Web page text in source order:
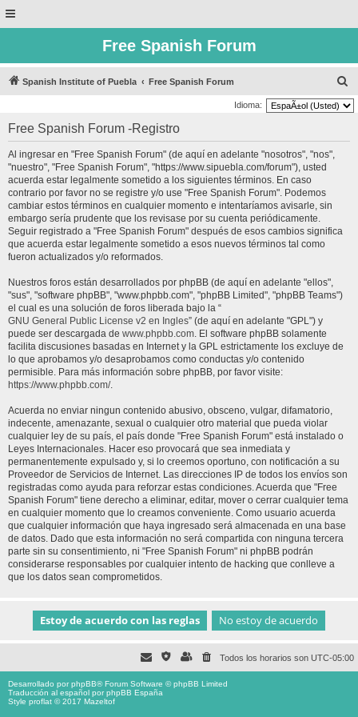
Free Spanish Forum
Spanish Institute of Puebla Free Spanish Forum
u
Idioma:
Free Spanish Forum -Registro
Al ingresar en "Free Spanish Forum" (de aquí en adelante "nosotros", "nos",
"nuestro", "Free Spanish Forum", "https://www.sipuebla.com/forum"), usted
acuerda estar legalmente sometido a los siguientes términos. En caso
contrario por favor no se registre y/o use "Free Spanish Forum". Podemos
cambiar estos términos en cualquier momento e intentaríamos avisarle, sin
embargo sería prudente que los revisase por su cuenta periódicamente.
Seguir registrado a "Free Spanish Forum" después de esos cambios significa
que acuerda estar legalmente sometido a esos nuevos términos tal como
fueron actualizados y/o reformados.
Nuestros foros están desarrollados por phpBB (de aquí en adelante "ellos",
"sus", "software phpBB", "www.phpbb.com", "phpBB Limited", "phpBB Teams")
el cual es una solución de foros liberada bajo la “
GNU General Public License v2 en Ingles” (de aquí en adelante "GPL") y
puede ser descargada de www.phpbb.com. El software phpBB solamente
facilita discusiones basadas en Internet y la GPL estrictamente los excluye de
lo que aprobamos y/o desaprobamos como conductas y/o contenido
permisible. Para más información sobre phpBB, por favor visite:
https://www.phpbb.com/.
Acuerda no enviar ningun contenido abusivo, obsceno, vulgar, difamatorio,
indecente, amenazante, sexual o cualquier otro material que pueda violar
cualquier ley de su país, el país donde "Free Spanish Forum" está instalado o
Leyes Internacionales. Hacer eso provocará que sea inmediata y
permanentemente expulsado y, si lo creemos oportuno, con notificación a su
Proveedor de Servicios de Internet. Las direcciones IP de todos los envíos son
registradas como ayuda para reforzar estas condiciones. Acuerda que "Free
Spanish Forum" tiene derecho a eliminar, editar, mover o cerrar cualquier tema
en cualquier momento que lo creamos conveniente. Como usuario acuerda
que cualquier información que haya ingresado será almacenada en una base
de datos. Dado que esta información no será compartida con ninguna tercera
parte sin su consentimiento, ni "Free Spanish Forum" ni phpBB podrán
considerarse responsables por cualquier intento de hacking que conlleve a
que los datos sean comprometidos.
Todos los horarios son UTC-05:00
Desarrollado porphpBB® Forum Software © phpBB Limited
Traducción al español porphpBB España
Style proflat © 2017 Mazeltof